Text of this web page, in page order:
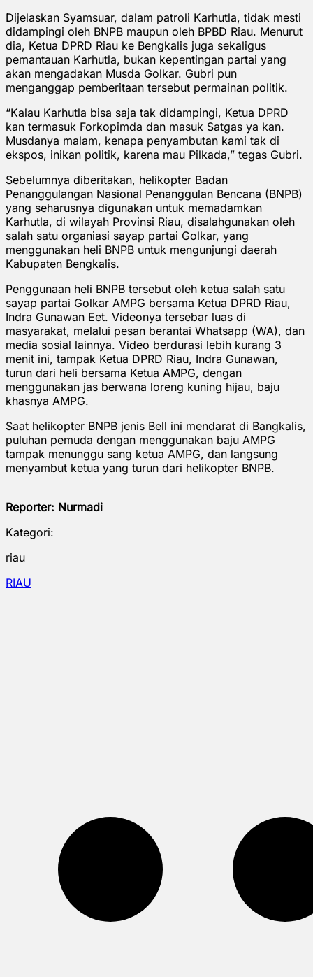
Dijelaskan Syamsuar, dalam patroli Karhutla, tidak mesti
didampingi oleh BNPB maupun oleh BPBD Riau. Menurut
dia, Ketua DPRD Riau ke Bengkalis juga sekaligus
pemantauan Karhutla, bukan kepentingan partai yang
akan mengadakan Musda Golkar. Gubri pun
menganggap pemberitaan tersebut permainan politik.
“Kalau Karhutla bisa saja tak didampingi, Ketua DPRD
kan termasuk Forkopimda dan masuk Satgas ya kan.
Musdanya malam, kenapa penyambutan kami tak di
ekspos, inikan politik, karena mau Pilkada,” tegas Gubri.
Sebelumnya diberitakan, helikopter Badan
Penanggulangan Nasional Penanggulan Bencana (BNPB)
yang seharusnya digunakan untuk memadamkan
Karhutla, di wilayah Provinsi Riau, disalahgunakan oleh
salah satu organiasi sayap partai Golkar, yang
menggunakan heli BNPB untuk mengunjungi daerah
Kabupaten Bengkalis.
Penggunaan heli BNPB tersebut oleh ketua salah satu
sayap partai Golkar AMPG bersama Ketua DPRD Riau,
Indra Gunawan Eet. Videonya tersebar luas di
masyarakat, melalui pesan berantai Whatsapp (WA), dan
media sosial lainnya. Video berdurasi lebih kurang 3
menit ini, tampak Ketua DPRD Riau, Indra Gunawan,
turun dari heli bersama Ketua AMPG, dengan
menggunakan jas berwana loreng kuning hijau, baju
khasnya AMPG.
Saat helikopter BNPB jenis Bell ini mendarat di Bangkalis,
puluhan pemuda dengan menggunakan baju AMPG
tampak menunggu sang ketua AMPG, dan langsung
menyambut ketua yang turun dari helikopter BNPB.
Reporter: Nurmadi
Kategori:
riau
RIAU